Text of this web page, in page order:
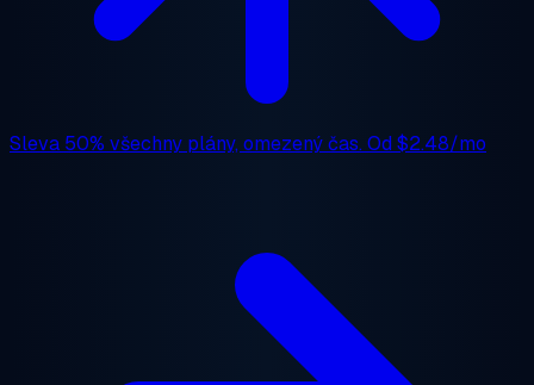
Sleva 50% všechny plány, omezený čas. Od $2.48/mo